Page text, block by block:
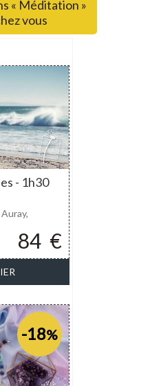
« Méditation »
vous
- 1h30
84 €
-18%